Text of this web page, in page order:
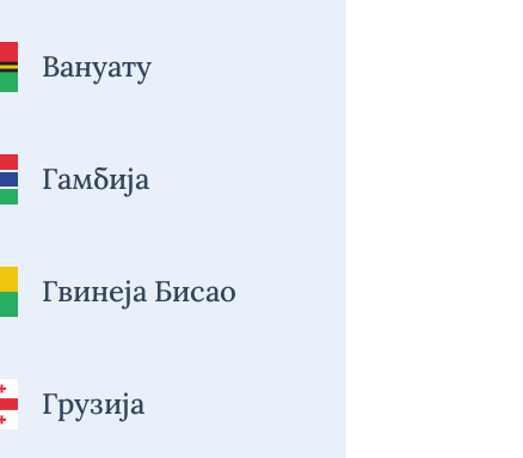
Вануату
Гамбија
Гвинеја Бисао
Грузија